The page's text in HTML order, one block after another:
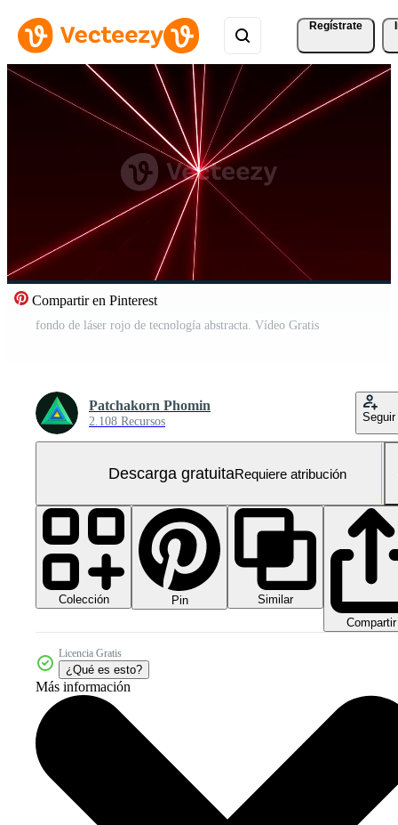
Regístrate
Compartir en Pinterest
fondo de láser rojo de tecnología abstracta. Vídeo Gratis
Patchakorn Phomin
2.108 Recursos Seguir
Descarga gratuitaRequiere atribución
Colección Pin
Similar
Compartir
Licencia Gratis
¿Qué es esto?
Más información